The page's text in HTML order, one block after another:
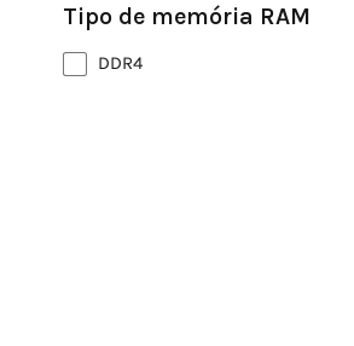
Tipo de memória RAM
DDR4